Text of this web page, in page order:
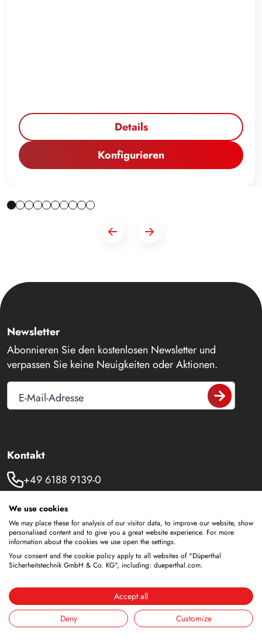
Details
Konfigurieren
Newsletter
Abonnieren Sie den kostenlosen Newsletter und
verpassen Sie keine Neuigkeiten oder Aktionen.
E-Mail-Adresse
Kontakt
+49 6188 9139-0
info@dueperthal.com
Frankenstraße 3
63791 Karlstein
Deutschland
Social Media
LinkedIn
We use cookies
We may place these for analysis of our visitor data, to improve our website, show
personalised content and to give you a great website experience. For more
information about the cookies we use open the settings.
Your consent and the cookie policy apply to all websites of "Düperthal
Sicherheitstechnik GmbH & Co. KG", including: dueperthal.com.
Accept all
Deny
Customize